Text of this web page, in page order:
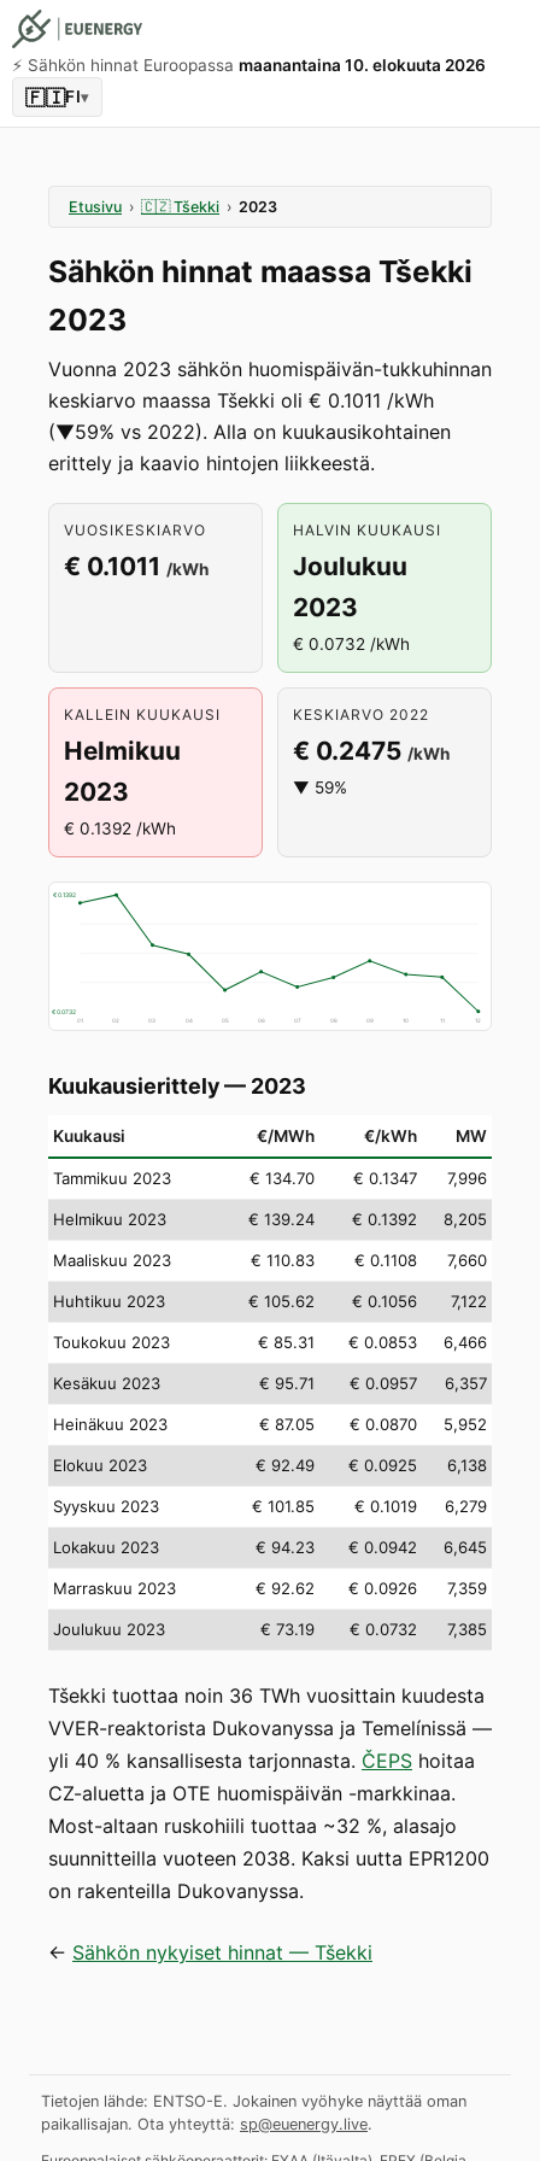
⚡️ Sähkön hinnat Euroopassa maanantaina 10. elokuuta 2026
🇫🇮FI▾
Etusivu › 🇨🇿 Tšekki › 2023
Sähkön hinnat maassa Tšekki
2023
Vuonna 2023 sähkön huomispäivän-tukkuhinnan
keskiarvo maassa Tšekki oli € 0.1011 /kWh
(▼59% vs 2022). Alla on kuukausikohtainen
erittely ja kaavio hintojen liikkeestä.
VUOSIKESKIARVO
€ 0.1011 /kWh
HALVIN KUUKAUSI
Joulukuu
2023
€ 0.0732 /kWh
KALLEIN KUUKAUSI
Helmikuu
2023
€ 0.1392 /kWh
KESKIARVO 2022
€ 0.2475 /kWh
▼ 59%
€ 0.1392
€ 0.0732
01 02 03 04 05 06 07 08 09 10 11 12
Kuukausierittely — 2023
Kuukausi €/MWh €/kWh MW
Tammikuu 2023 € 134.70 € 0.1347 7,996
Helmikuu 2023 € 139.24 € 0.1392 8,205
Maaliskuu 2023 € 110.83 € 0.1108 7,660
Huhtikuu 2023 € 105.62 € 0.1056 7,122
Toukokuu 2023 € 85.31 € 0.0853 6,466
Kesäkuu 2023 € 95.71 € 0.0957 6,357
Heinäkuu 2023 € 87.05 € 0.0870 5,952
Elokuu 2023 € 92.49 € 0.0925 6,138
Syyskuu 2023 € 101.85 € 0.1019 6,279
Lokakuu 2023 € 94.23 € 0.0942 6,645
Marraskuu 2023 € 92.62 € 0.0926 7,359
Joulukuu 2023 € 73.19 € 0.0732 7,385
Tšekki tuottaa noin 36 TWh vuosittain kuudesta
VVER-reaktorista Dukovanyssa ja Temelínissä —
yli 40 % kansallisesta tarjonnasta. ČEPS hoitaa
CZ-aluetta ja OTE huomispäivän -markkinaa.
Most-altaan ruskohiili tuottaa ~32 %, alasajo
suunnitteilla vuoteen 2038. Kaksi uutta EPR1200
on rakenteilla Dukovanyssa.
← Sähkön nykyiset hinnat — Tšekki
Tietojen lähde: ENTSO-E. Jokainen vyöhyke näyttää oman
paikallisajan. Ota yhteyttä: sp@euenergy.live.